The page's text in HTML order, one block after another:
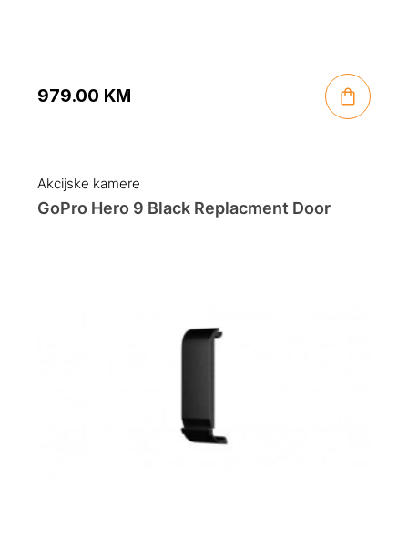
979.00 KM
Akcijske kamere
GoPro Hero 9 Black Replacment Door